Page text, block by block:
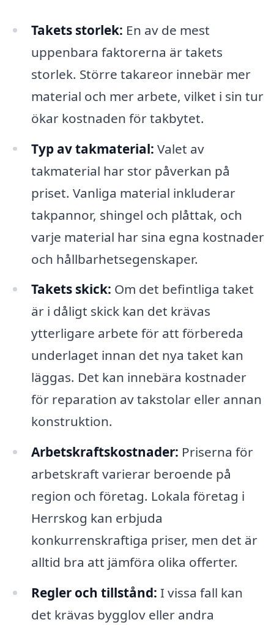
Takets storlek: En av de mest
uppenbara faktorerna är takets
storlek. Större takareor innebär mer
material och mer arbete, vilket i sin tur
ökar kostnaden för takbytet.
Typ av takmaterial: Valet av
takmaterial har stor påverkan på
priset. Vanliga material inkluderar
takpannor, shingel och plåttak, och
varje material har sina egna kostnader
och hållbarhetsegenskaper.
Takets skick: Om det befintliga taket
är i dåligt skick kan det krävas
ytterligare arbete för att förbereda
underlaget innan det nya taket kan
läggas. Det kan innebära kostnader
för reparation av takstolar eller annan
konstruktion.
Arbetskraftskostnader: Priserna för
arbetskraft varierar beroende på
region och företag. Lokala företag i
Herrskog kan erbjuda
konkurrenskraftiga priser, men det är
alltid bra att jämföra olika offerter.
Regler och tillstånd: I vissa fall kan
det krävas bygglov eller andra